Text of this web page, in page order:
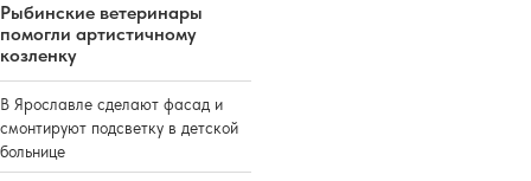
Рыбинские ветеринары
помогли артистичному
козленку
В Ярославле сделают фасад и
смонтируют подсветку в детской
больнице